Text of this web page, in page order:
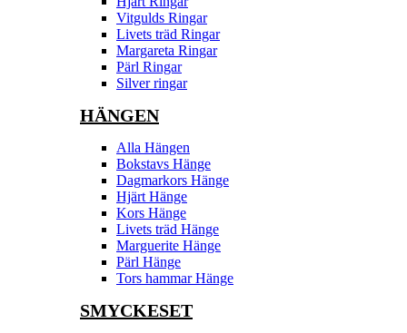
Vitgulds Ringar
Livets träd Ringar
Margareta Ringar
Pärl Ringar
Silver ringar
HÄNGEN
Alla Hängen
Bokstavs Hänge
Dagmarkors Hänge
Hjärt Hänge
Kors Hänge
Livets träd Hänge
Marguerite Hänge
Pärl Hänge
Tors hammar Hänge
SMYCKESET